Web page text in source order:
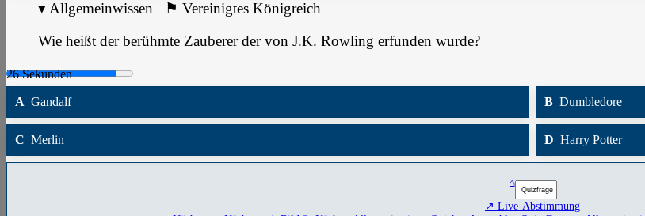
▾ Allgemeinwissen ⚑ Vereinigtes Königreich
Wie heißt der berühmte Zauberer der von J.K. Rowling erfunden wurde?
A Gandalf B Dumbledore
C Merlin D Harry Potter
⌂
↗ Live-Abstimmung